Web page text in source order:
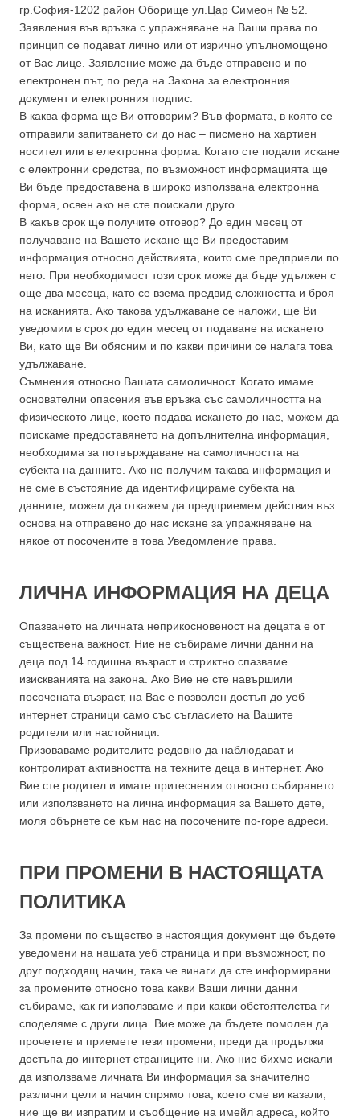
гр.София-1202 район Оборище ул.Цар Симеон № 52.
Заявления във връзка с упражняване на Ваши права по
принцип се подават лично или от изрично упълномощено
от Вас лице. Заявление може да бъде отправено и по
електронен път, по реда на Закона за електронния
документ и електронния подпис.
В каква форма ще Ви отговорим? Във формата, в която се
отправили запитването си до нас – писмено на хартиен
носител или в електронна форма. Когато сте подали искане
с електронни средства, по възможност информацията ще
Ви бъде предоставена в широко използвана електронна
форма, освен ако не сте поискали друго.
В какъв срок ще получите отговор? До един месец от
получаване на Вашето искане ще Ви предоставим
информация относно действията, които сме предприели по
него. При необходимост този срок може да бъде удължен с
още два месеца, като се взема предвид сложността и броя
на исканията. Ако такова удължаване се наложи, ще Ви
уведомим в срок до един месец от подаване на искането
Ви, като ще Ви обясним и по какви причини се налага това
удължаване.
Съмнения относно Вашата самоличност. Когато имаме
основателни опасения във връзка със самоличността на
физическото лице, което подава искането до нас, можем да
поискаме предоставянето на допълнителна информация,
необходима за потвърждаване на самоличността на
субекта на данните. Ако не получим такава информация и
не сме в състояние да идентифицираме субекта на
данните, можем да откажем да предприемем действия въз
основа на отправено до нас искане за упражняване на
някое от посочените в това Уведомление права.
ЛИЧНА ИНФОРМАЦИЯ НА ДЕЦА
Опазването на личната неприкосновеност на децата е от
съществена важност. Ние не събираме лични данни на
деца под 14 годишна възраст и стриктно спазваме
изискванията на закона. Ако Вие не сте навършили
посочената възраст, на Вас е позволен достъп до уеб
интернет страници само със съгласието на Вашите
родители или настойници.
Призоваваме родителите редовно да наблюдават и
контролират активността на техните деца в интернет. Ако
Вие сте родител и имате притеснения относно събирането
или използването на лична информация за Вашето дете,
моля обърнете се към нас на посочените по-горе адреси.
ПРИ ПРОМЕНИ В НАСТОЯЩАТА
ПОЛИТИКА
За промени по същество в настоящия документ ще бъдете
уведомени на нашата уеб страница и при възможност, по
друг подходящ начин, така че винаги да сте информирани
за промените относно това какви Ваши лични данни
събираме, как ги използваме и при какви обстоятелства ги
споделяме с други лица. Вие може да бъдете помолен да
прочетете и приемете тези промени, преди да продължи
достъпа до интернет страниците ни. Ако ние бихме искали
да използваме личната Ви информация за значително
различни цели и начин спрямо това, което сме ви казали,
ние ще ви изпратим и съобщение на имейл адреса, който